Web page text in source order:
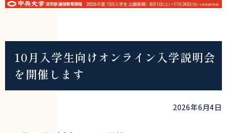
10月入学生向けオンライン入学説明会
を開催します
2026年6月4日